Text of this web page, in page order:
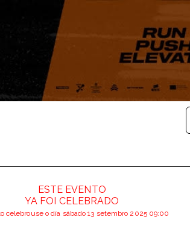
ESTE EVENTO
YA FOI CELEBRADO
celebrouse o día sábado 13 setembro 2025 09:00